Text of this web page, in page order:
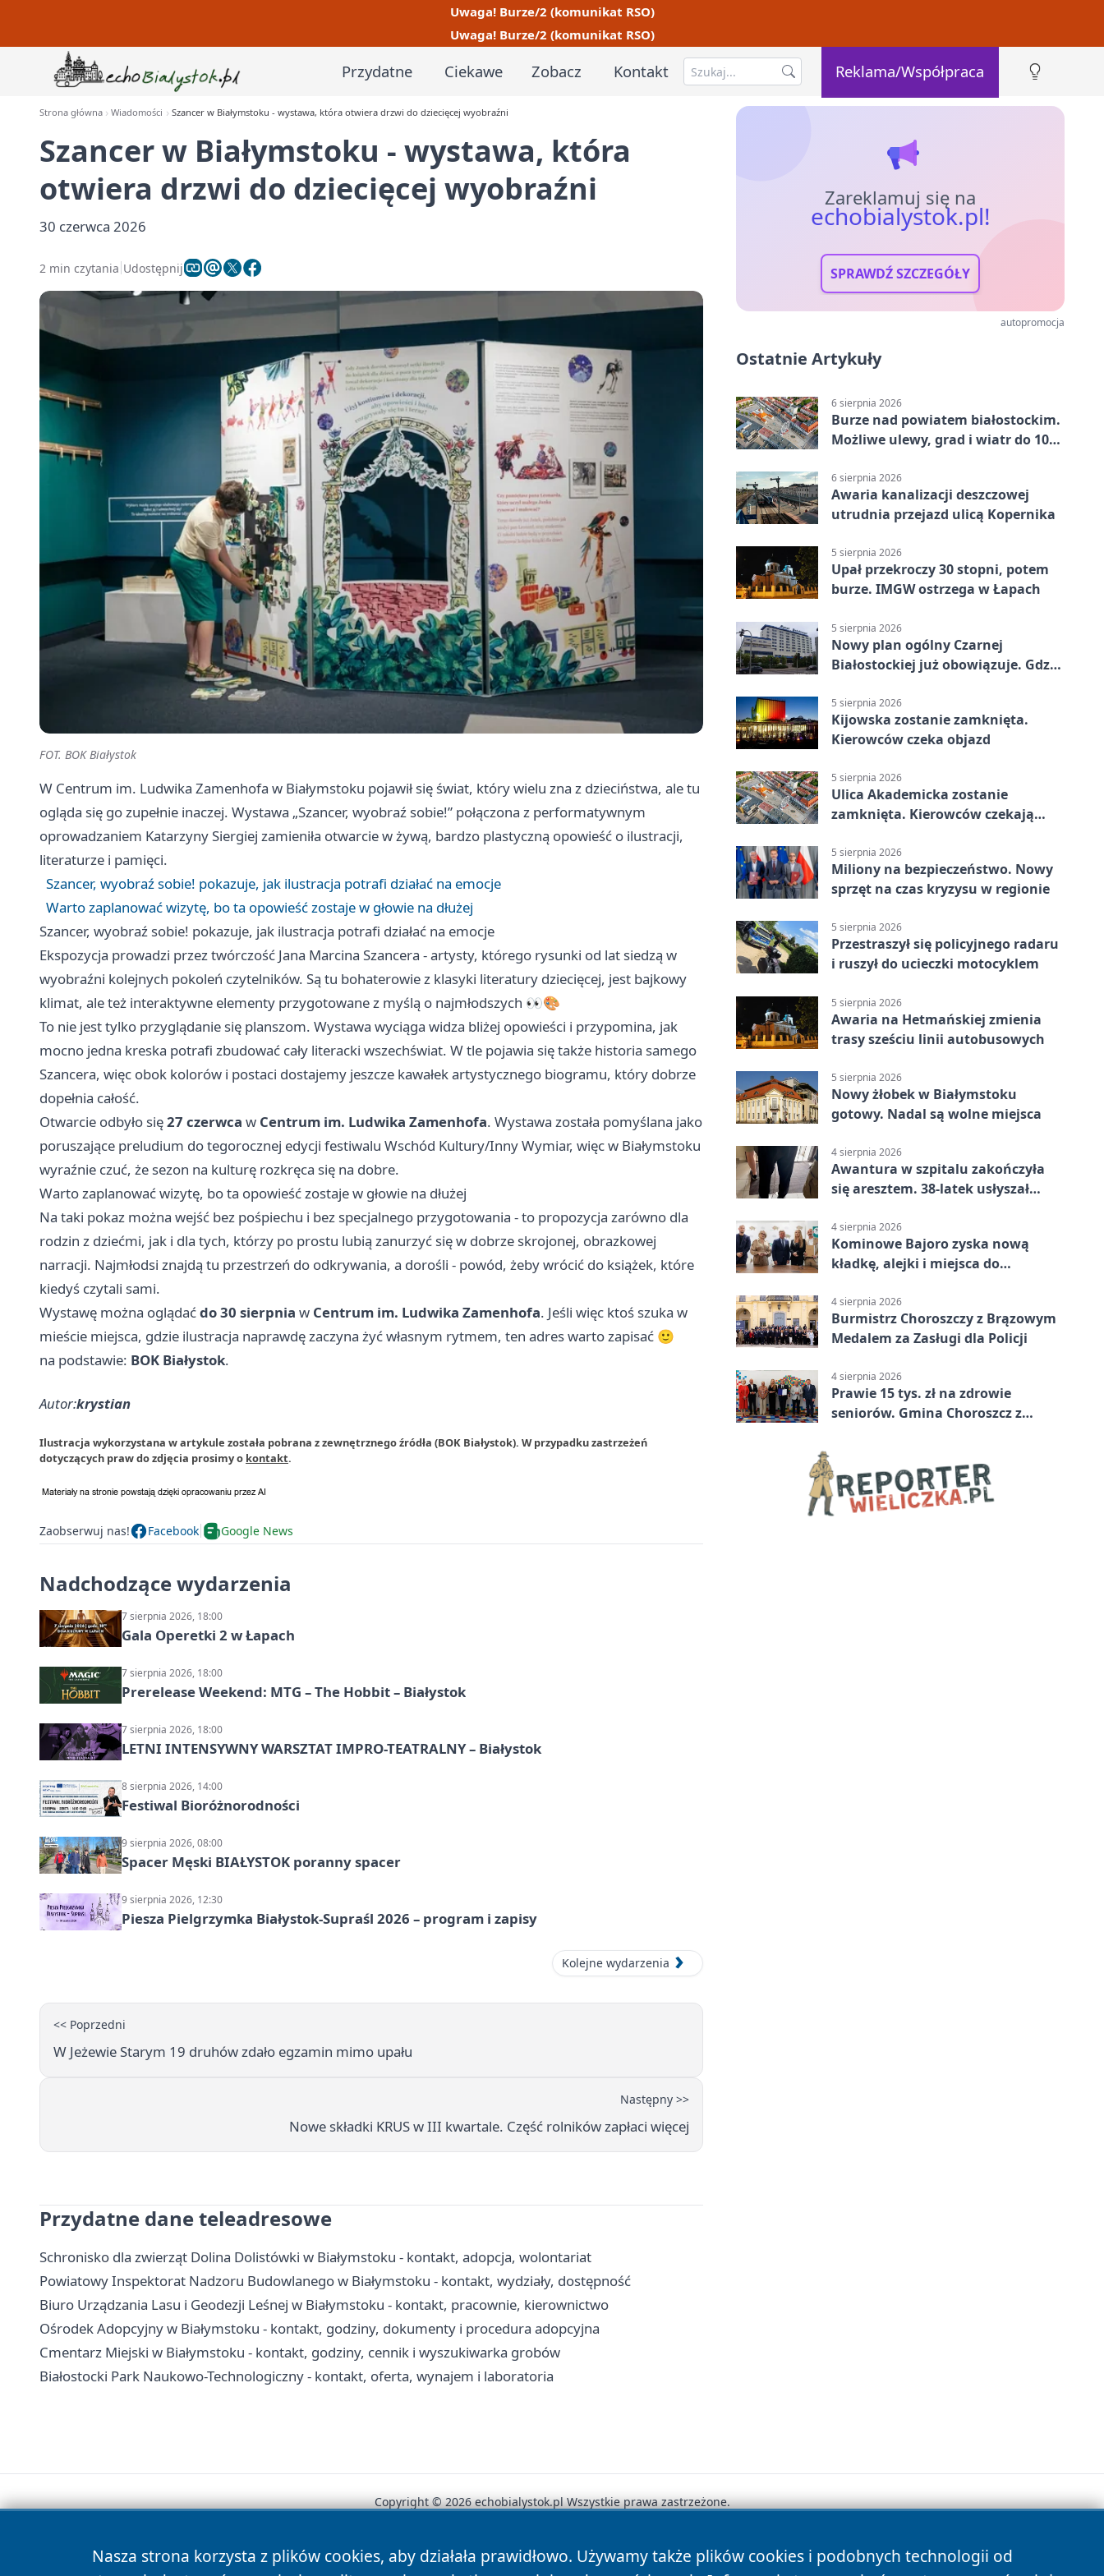
Uwaga! Burze/2 (komunikat RSO)
Uwaga! Burze/2 (komunikat RSO)
Przydatne Ciekawe Zobacz Kontakt Reklama/Współpraca
Strona główna Wiadomości Szancer w Białymstoku - wystawa, która otwiera drzwi do dziecięcej wyobraźni
Szancer w Białymstoku - wystawa, która
otwiera drzwi do dziecięcej wyobraźni
30 czerwca 2026
2 min czytania Udostępnij
FOT. BOK Białystok
W Centrum im. Ludwika Zamenhofa w Białymstoku pojawił się świat, który wielu zna z dzieciństwa, ale tu
ogląda się go zupełnie inaczej. Wystawa „Szancer, wyobraź sobie!” połączona z performatywnym
oprowadzaniem Katarzyny Siergiej zamieniła otwarcie w żywą, bardzo plastyczną opowieść o ilustracji,
literaturze i pamięci.
Szancer, wyobraź sobie! pokazuje, jak ilustracja potrafi działać na emocje
Warto zaplanować wizytę, bo ta opowieść zostaje w głowie na dłużej
Szancer, wyobraź sobie! pokazuje, jak ilustracja potrafi działać na emocje
Ekspozycja prowadzi przez twórczość Jana Marcina Szancera - artysty, którego rysunki od lat siedzą w
wyobraźni kolejnych pokoleń czytelników. Są tu bohaterowie z klasyki literatury dziecięcej, jest bajkowy
klimat, ale też interaktywne elementy przygotowane z myślą o najmłodszych 👀🎨
To nie jest tylko przyglądanie się planszom. Wystawa wyciąga widza bliżej opowieści i przypomina, jak
mocno jedna kreska potrafi zbudować cały literacki wszechświat. W tle pojawia się także historia samego
Szancera, więc obok kolorów i postaci dostajemy jeszcze kawałek artystycznego biogramu, który dobrze
dopełnia całość.
Otwarcie odbyło się27 czerwca w Centrum im. Ludwika Zamenhofa. Wystawa została pomyślana jako
poruszające preludium do tegorocznej edycji festiwalu Wschód Kultury/Inny Wymiar, więc w Białymstoku
wyraźnie czuć, że sezon na kulturę rozkręca się na dobre.
Warto zaplanować wizytę, bo ta opowieść zostaje w głowie na dłużej
Na taki pokaz można wejść bez pośpiechu i bez specjalnego przygotowania - to propozycja zarówno dla
rodzin z dziećmi, jak i dla tych, którzy po prostu lubią zanurzyć się w dobrze skrojonej, obrazkowej
narracji. Najmłodsi znajdą tu przestrzeń do odkrywania, a dorośli - powód, żeby wrócić do książek, które
kiedyś czytali sami.
Wystawę można oglądaćdo 30 sierpnia w Centrum im. Ludwika Zamenhofa. Jeśli więc ktoś szuka w
mieście miejsca, gdzie ilustracja naprawdę zaczyna żyć własnym rytmem, ten adres warto zapisać 🙂
na podstawie: BOK Białystok.
Autor:krystian
Ilustracja wykorzystana w artykule została pobrana z zewnętrznego źródła (BOK Białystok). W przypadku zastrzeżeń
dotyczących praw do zdjęcia prosimy o kontakt.
Zaobserwuj nas! Facebook Google News
Nadchodzące wydarzenia
7 sierpnia 2026, 18:00
Gala Operetki 2 w Łapach
7 sierpnia 2026, 18:00
Prerelease Weekend: MTG – The Hobbit – Białystok
7 sierpnia 2026, 18:00
LETNI INTENSYWNY WARSZTAT IMPRO-TEATRALNY – Białystok
8 sierpnia 2026, 14:00
Festiwal Bioróżnorodności
9 sierpnia 2026, 08:00
Spacer Męski BIAŁYSTOK poranny spacer
9 sierpnia 2026, 12:30
Piesza Pielgrzymka Białystok-Supraśl 2026 – program i zapisy
Kolejne wydarzenia
<< Poprzedni
W Jeżewie Starym 19 druhów zdało egzamin mimo upału
Następny >>
Nowe składki KRUS w III kwartale. Część rolników zapłaci więcej
Przydatne dane teleadresowe
Schronisko dla zwierząt Dolina Dolistówki w Białymstoku - kontakt, adopcja, wolontariat
Powiatowy Inspektorat Nadzoru Budowlanego w Białymstoku - kontakt, wydziały, dostępność
Biuro Urządzania Lasu i Geodezji Leśnej w Białymstoku - kontakt, pracownie, kierownictwo
Ośrodek Adopcyjny w Białymstoku - kontakt, godziny, dokumenty i procedura adopcyjna
Cmentarz Miejski w Białymstoku - kontakt, godziny, cennik i wyszukiwarka grobów
Białostocki Park Naukowo-Technologiczny - kontakt, oferta, wynajem i laboratoria
Zareklamuj się na
echobialystok.pl!
SPRAWDŹ SZCZEGÓŁY
autopromocja
Ostatnie Artykuły
6 sierpnia 2026
Burze nad powiatem białostockim.
Możliwe ulewy, grad i wiatr do 100
6 sierpnia 2026
Awaria kanalizacji deszczowej
utrudnia przejazd ulicą Kopernika
5 sierpnia 2026
Upał przekroczy 30 stopni, potem
burze. IMGW ostrzega w Łapach
5 sierpnia 2026
Nowy plan ogólny Czarnej
Białostockiej już obowiązuje. Gdzie
5 sierpnia 2026
Kijowska zostanie zamknięta.
Kierowców czeka objazd
5 sierpnia 2026
Ulica Akademicka zostanie
zamknięta. Kierowców czekają
5 sierpnia 2026
Miliony na bezpieczeństwo. Nowy
sprzęt na czas kryzysu w regionie
5 sierpnia 2026
Przestraszył się policyjnego radaru
i ruszył do ucieczki motocyklem
5 sierpnia 2026
Awaria na Hetmańskiej zmienia
trasy sześciu linii autobusowych
5 sierpnia 2026
Nowy żłobek w Białymstoku
gotowy. Nadal są wolne miejsca
4 sierpnia 2026
Awantura w szpitalu zakończyła
się aresztem. 38-latek usłyszał
4 sierpnia 2026
Kominowe Bajoro zyska nową
kładkę, alejki i miejsca do
4 sierpnia 2026
Burmistrz Choroszczy z Brązowym
Medalem za Zasługi dla Policji
4 sierpnia 2026
Prawie 15 tys. zł na zdrowie
seniorów. Gmina Choroszcz z
Nasza strona korzysta z plików cookies, aby działała prawidłowo. Używamy także plików cookies i podobnych technologii od
Copyright © 2026 echobialystok.pl Wszystkie prawa zastrzeżone.
News Autorzy Polityka Prywatności Polityka Cookies